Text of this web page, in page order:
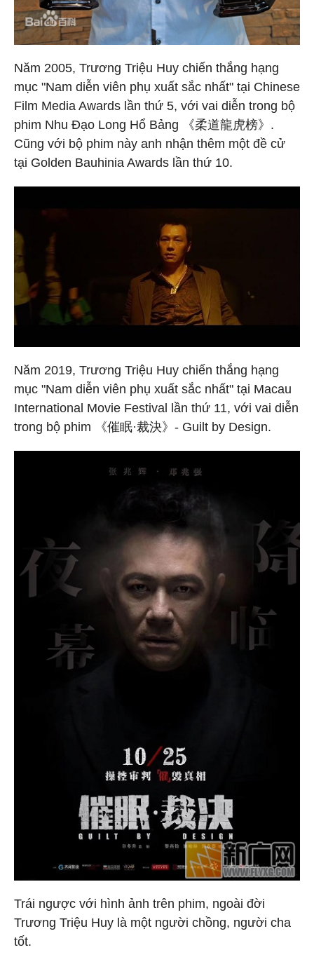
Năm 2005, Trương Triệu Huy chiến thắng hạng
mục "Nam diễn viên phụ xuất sắc nhất" tại Chinese
Film Media Awards lần thứ 5, với vai diễn trong bộ
phim Nhu Đạo Long Hổ Bảng 《柔道龍虎榜》.
Cũng với bộ phim này anh nhận thêm một đề cử
tại Golden Bauhinia Awards lần thứ 10.
Năm 2019, Trương Triệu Huy chiến thắng hạng
mục "Nam diễn viên phụ xuất sắc nhất" tại Macau
International Movie Festival lần thứ 11, với vai diễn
trong bộ phim 《催眠·裁決》- Guilt by Design.
Trái ngược với hình ảnh trên phim, ngoài đời
Trương Triệu Huy là một người chồng, người cha
tốt.